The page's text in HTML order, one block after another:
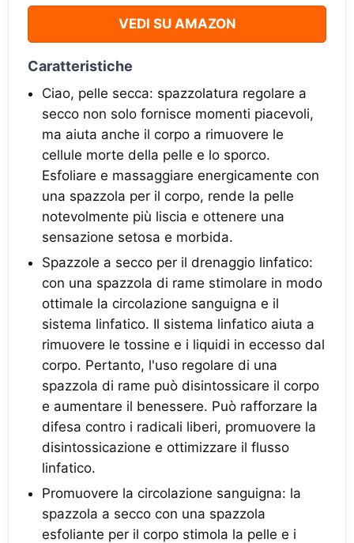
VEDI SU AMAZON
Caratteristiche
Ciao, pelle secca: spazzolatura regolare a
secco non solo fornisce momenti piacevoli,
ma aiuta anche il corpo a rimuovere le
cellule morte della pelle e lo sporco.
Esfoliare e massaggiare energicamente con
una spazzola per il corpo, rende la pelle
notevolmente più liscia e ottenere una
sensazione setosa e morbida.
Spazzole a secco per il drenaggio linfatico:
con una spazzola di rame stimolare in modo
ottimale la circolazione sanguigna e il
sistema linfatico. Il sistema linfatico aiuta a
rimuovere le tossine e i liquidi in eccesso dal
corpo. Pertanto, l'uso regolare di una
spazzola di rame può disintossicare il corpo
e aumentare il benessere. Può rafforzare la
difesa contro i radicali liberi, promuovere la
disintossicazione e ottimizzare il flusso
linfatico.
Promuovere la circolazione sanguigna: la
spazzola a secco con una spazzola
esfoliante per il corpo stimola la pelle e i